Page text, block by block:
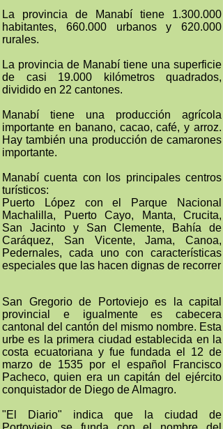
La provincia de Manabí tiene 1.300.000
habitantes, 660.000 urbanos y 620.000
rurales.
La provincia de Manabí tiene una superficie
de casi 19.000 kilómetros quadrados,
dividido en 22 cantones.
Manabí tiene una producción agrícola
importante en banano, cacao, café, y arroz.
Hay también una producción de camarones
importante.
Manabí cuenta con los principales centros
turísticos:
Puerto López con el Parque Nacional
Machalilla, Puerto Cayo, Manta, Crucita,
San Jacinto y San Clemente, Bahía de
Caráquez, San Vicente, Jama, Canoa,
Pedernales, cada uno con características
especiales que las hacen dignas de recorrer
San Gregorio de Portoviejo es la capital
provincial e igualmente es cabecera
cantonal del cantón del mismo nombre. Esta
urbe es la primera ciudad establecida en la
costa ecuatoriana y fue fundada el 12 de
marzo de 1535 por el español Francisco
Pacheco, quien era un capitán del ejército
conquistador de Diego de Almagro.
"El Diario" indica que la ciudad de